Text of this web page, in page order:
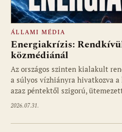
ÁLLAMI MÉDIA
Energiakrízis:
közmédiánál
Az országos szinten kialakult
a súlyos vízhiányra hivatkozva
azaz péntektől szigorú,
2026.07.31.